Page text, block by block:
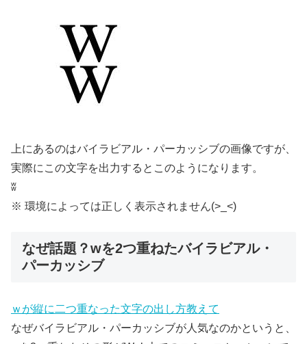
上にあるのはバイラビアル・パーカッシブの画像ですが、
実際にこの文字を出力するとこのようになります。
ʬ
※ 環境によっては正しく表示されません(>_<)
なぜ話題？wを2つ重ねたバイラビアル・
パーカッシブ
ｗが縦に二つ重なった文字の出し方教えて
なぜバイラビアル・パーカッシブが人気なのかというと、